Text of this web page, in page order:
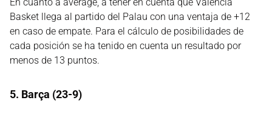
Basket llega al partido del Palau con una ventaja de +12
en caso de empate. Para el cálculo de posibilidades de
cada posición se ha tenido en cuenta un resultado por
menos de 13 puntos.
5. Barça (23-9)